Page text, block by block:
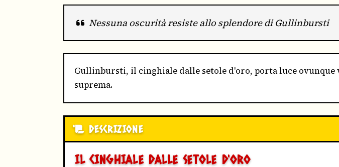
Nessuna oscurità resiste allo splendore di Gullinbursti
Gullinbursti, il cinghiale dalle setole d'oro, porta luce
suprema.
DESCRIZIONE
IL CINGHIALE DALLE SETOLE D'ORO